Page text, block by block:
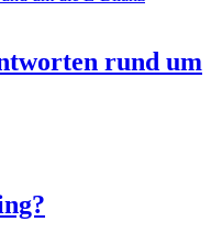
rund um